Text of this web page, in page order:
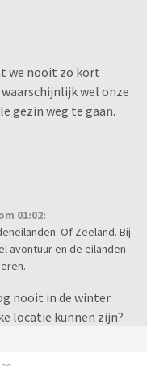
we nooit zo kort
wel onze
gezin weg te gaan.
01:02:
Of Zeeland. Bij
avontuur en de eilanden
nooit in de winter.
locatie kunnen zijn?